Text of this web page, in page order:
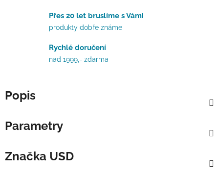
Přes 20 let bruslíme s Vámi
produkty dobře známe
Rychlé doručení
nad 1999,- zdarma
Popis
Parametry
Značka USD